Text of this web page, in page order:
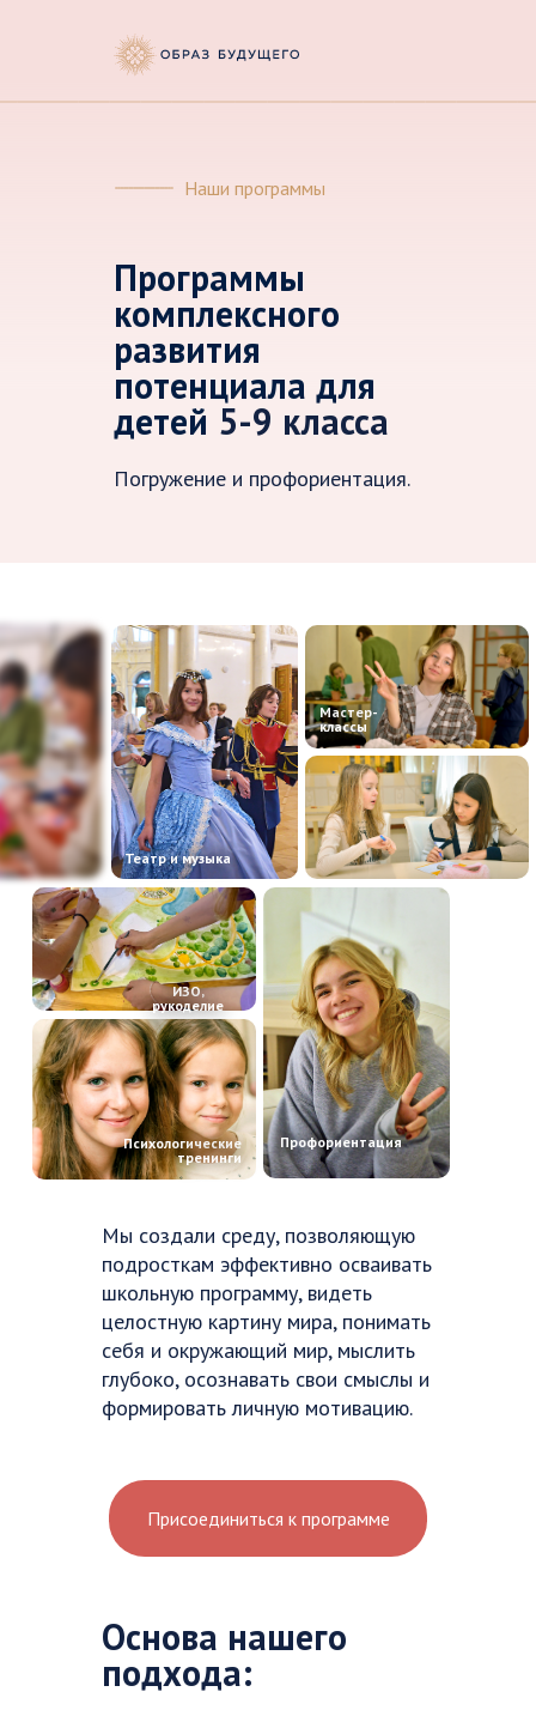
Погружение и профориентация.
Программы
комплексного
развития
потенциала для
детей 5-9 класса
Наши программы
Мы создали среду, позволяющую
подросткам эффективно осваивать
школьную программу, видеть
целостную картину мира, понимать
себя и окружающий мир, мыслить
глубоко, осознавать свои смыслы и
формировать личную мотивацию.
Основа нашего
подхода:
Присоединиться к программе
Психологические
тренинги
Мастер-
классы
ИЗО,
рукоделие
Профориентация
Театр и музыка